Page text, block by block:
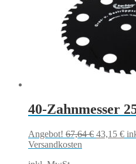
40-Zahnmesser
Angebot! 67,64€ 43,15 €
Versandkosten